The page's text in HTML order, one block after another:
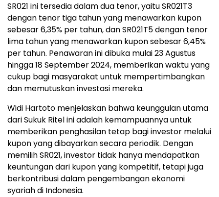
SR021 ini tersedia dalam dua tenor, yaitu SR021T3
dengan tenor tiga tahun yang menawarkan kupon
sebesar 6,35% per tahun, dan SR021T5 dengan tenor
lima tahun yang menawarkan kupon sebesar 6,45%
per tahun. Penawaran ini dibuka mulai 23 Agustus
hingga 18 September 2024, memberikan waktu yang
cukup bagi masyarakat untuk mempertimbangkan
dan memutuskan investasi mereka.
Widi Hartoto menjelaskan bahwa keunggulan utama
dari Sukuk Ritel ini adalah kemampuannya untuk
memberikan penghasilan tetap bagi investor melalui
kupon yang dibayarkan secara periodik. Dengan
memilih SR021, investor tidak hanya mendapatkan
keuntungan dari kupon yang kompetitif, tetapi juga
berkontribusi dalam pengembangan ekonomi
syariah di Indonesia.